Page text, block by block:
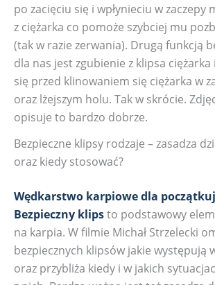
po zacięciu się i wpłynieciu w zaczepy
z ciężarka co pomoże szybciej mu
(tak w razie zerwania). Drugą funkcją
dla nas jest zgubienie z klipsa ciężarka
się przed klinowaniem się ciężarka w
oraz lżejszym holu. Tak w skrócie.
opisuje to bardzo dobrze.
Bezpieczne klipsy rodzaje – zasadza
oraz kiedy stosować?
Wędkarstwo karpiowe dla
Bezpieczny klipsto podstawowy
na karpia. W filmie Michał Strzelecki
bezpiecznych klipsów jakie występują
oraz przybliża kiedy i w jakich